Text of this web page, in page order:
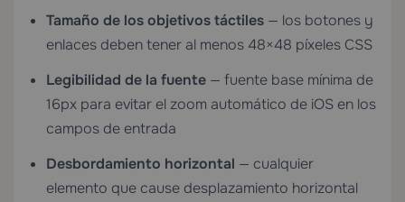
Tamaño de los objetivos táctiles — los botones y
enlaces deben tener al menos 48×48 píxeles CSS
Legibilidad de la fuente — fuente base mínima de
16px para evitar el zoom automático de iOS en los
campos de entrada
Desbordamiento horizontal — cualquier
elemento que cause desplazamiento horizontal